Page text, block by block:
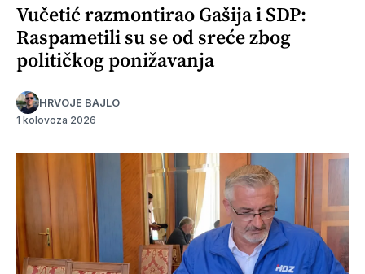
Vučetić razmontirao Gašija i SDP:
Raspametili su se od sreće zbog
političkog ponižavanja
HRVOJE BAJLO
1 kolovoza 2026